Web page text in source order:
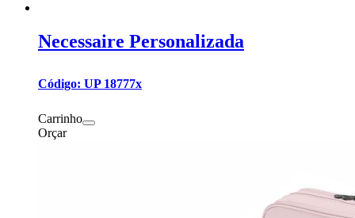
Necessaire Personalizada
Código: UP 18777x
Carrinho
Orçar